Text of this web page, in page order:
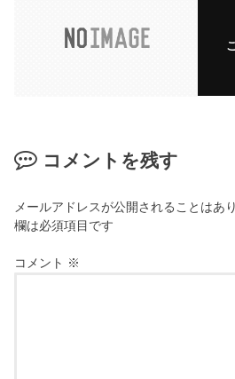
コメントを残す
メールアドレスが公開されることはあ
欄は必須項目です
コメント ※